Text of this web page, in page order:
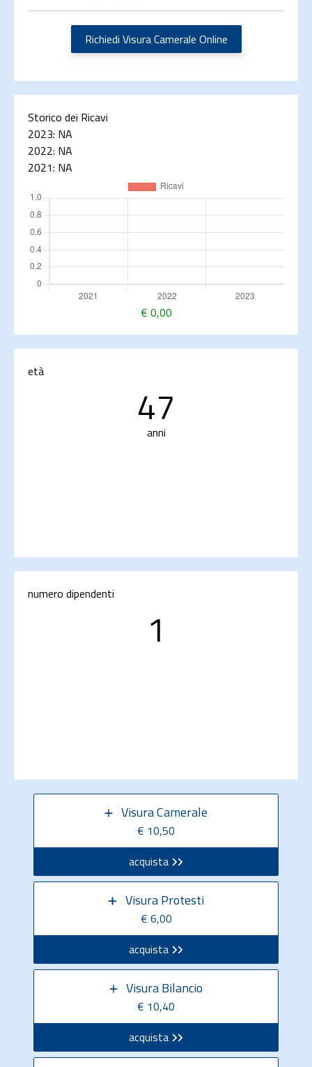
Richiedi Visura Camerale Online
Storico dei Ricavi
2023: NA
2022: NA
2021: NA
€ 0,00
età
47
anni
numero dipendenti
1
Visura Camerale
€ 10,50
acquista
Visura Protesti
€ 6,00
acquista
Visura Bilancio
€ 10,40
acquista